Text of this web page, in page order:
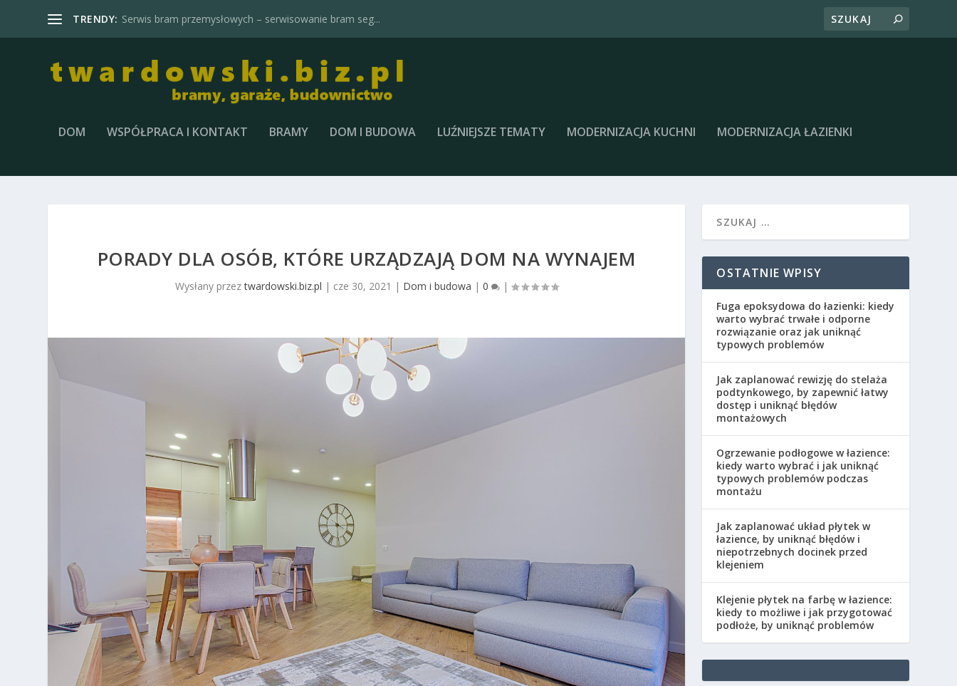
TRENDY: Serwis bram przemysłowych – serwisowanie bram seg...
DOM WSPÓŁPRACA I KONTAKT BRAMY DOM I BUDOWA LUŹNIEJSZE TEMATY MODERNIZACJA KUCHNI MODERNIZACJA ŁAZIENKI
PORADY DLA OSÓB, KTÓRE URZĄDZAJĄ DOM NA WYNAJEM
Wysłany przeztwardowski.biz.pl | cze 30, 2021 | Dom i budowa | 0 |
OSTATNIE WPISY
Fuga epoksydowa do łazienki: kiedy
warto wybrać trwałe i odporne
rozwiązanie oraz jak uniknąć
typowych problemów
Jak zaplanować rewizję do stelaża
podtynkowego, by zapewnić łatwy
dostęp i uniknąć błędów
montażowych
Ogrzewanie podłogowe w łazience:
kiedy warto wybrać i jak uniknąć
typowych problemów podczas
montażu
Jak zaplanować układ płytek w
łazience, by uniknąć błędów i
niepotrzebnych docinek przed
klejeniem
Klejenie płytek na farbę w łazience:
kiedy to możliwe i jak przygotować
podłoże, by uniknąć problemów